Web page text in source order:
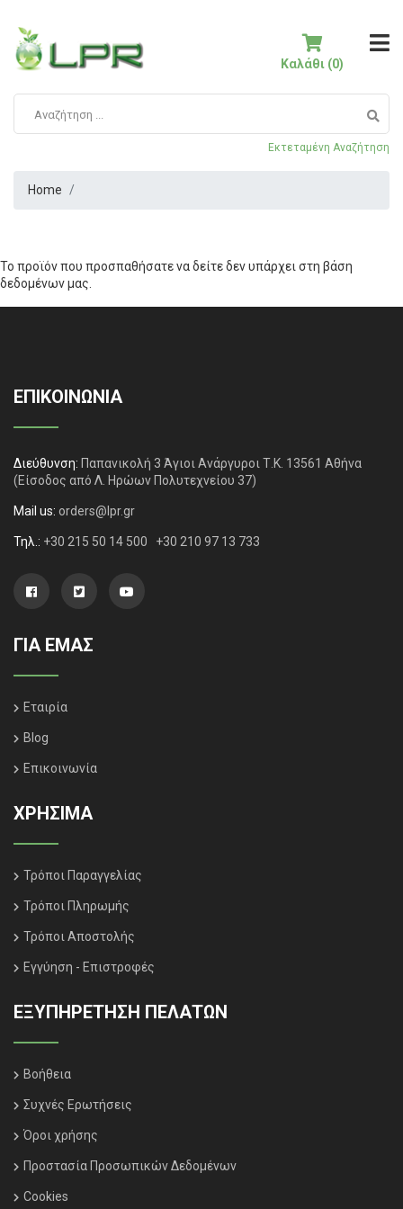
Εκτεταμένη Αναζήτηση
Καλάθι (0)
Home
Το προϊόν που προσπαθήσατε να δείτε δεν υπάρχει στη βάση
δεδομένων μας.
ΕΠΙΚΟΙΝΩΝΙΑ
Διεύθυνση: Παπανικολή 3 Άγιοι Ανάργυροι Τ.Κ. 13561 Αθήνα
(Είσοδος από Λ. Ηρώων Πολυτεχνείου 37)
Mail us: orders@lpr.gr
Τηλ.: +30 215 50 14 500 +30 210 97 13 733
ΓΙΑ ΕΜΑΣ
Εταιρία
Blog
Επικοινωνία
ΧΡΗΣΙΜΑ
Τρόποι Παραγγελίας
Τρόποι Πληρωμής
Τρόποι Αποστολής
Εγγύηση - Επιστροφές
ΕΞΥΠΗΡΈΤΗΣΗ ΠΕΛΑΤΏΝ
Βοήθεια
Συχνές Ερωτήσεις
Όροι χρήσης
Προστασία Προσωπικών Δεδομένων
Cookies